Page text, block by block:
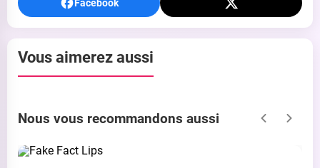
Facebook
Vous aimerez aussi
Nous vous recommandons aussi